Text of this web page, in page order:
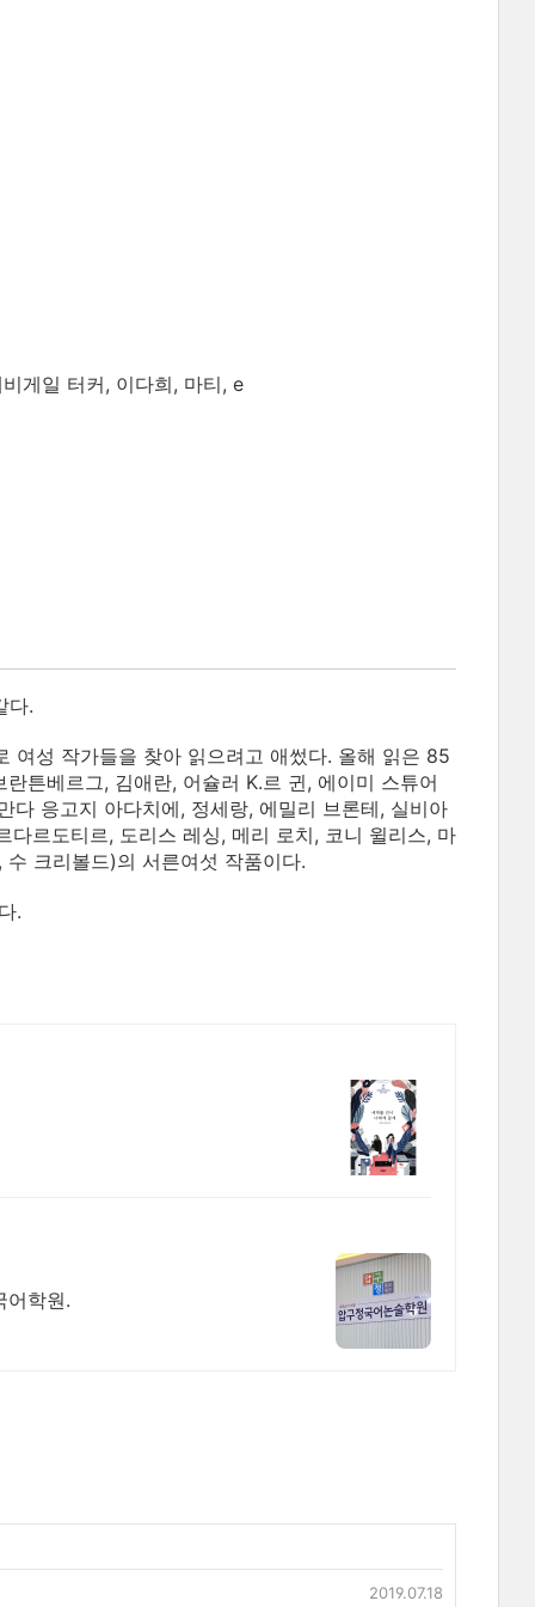
게일 터커, 이다희, 마티, e
다.
여성 작가들을 찾아 읽으려고 애썼다. 올해 읽은 85
튼베르그, 김애란, 어슐러 K.르 귄, 에이미 스튜어
다 응고지 아다치에, 정세랑, 에밀리 브론테, 실비아
르도티르, 도리스 레싱, 메리 로치, 코니 윌리스, 마
크리볼드)의 서른여섯 작품이다.
.
어학원.
2019.07.18